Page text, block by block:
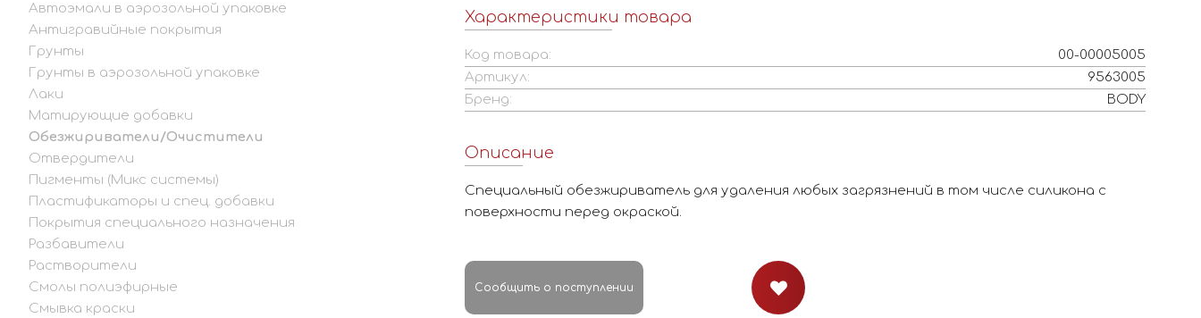
Автоэмали в аэрозольной упаковке
Антигравийные покрытия
Грунты
Грунты в аэрозольной упаковке
Лаки
Матирующие добавки
Обезжириватели/Очистители
Отвердители
Пигменты (Микс системы)
Пластификаторы и спец. добавки
Покрытия специального назначения
Разбавители
Растворители
Смолы полиэфирные
Смывка краски
Характеристики товара
Код товара:
00-00005005
Артикул:
9563005
Бренд:
BODY
Описание
Специальный обезжириватель для удаления любых загрязнений в том числе силикона с
поверхности перед окраской.
Сообщить о поступлении